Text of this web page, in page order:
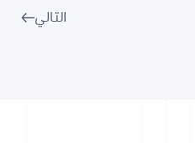
التالي